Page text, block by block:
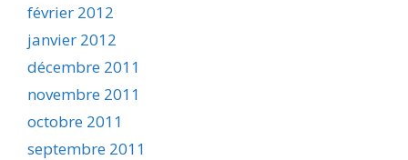
février 2012
janvier 2012
décembre 2011
novembre 2011
octobre 2011
septembre 2011